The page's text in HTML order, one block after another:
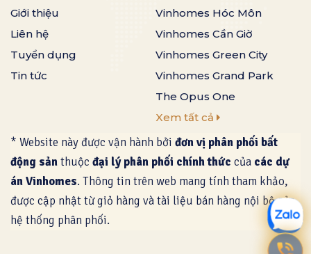
Giới thiệu
Liên hệ
Tuyển dụng
Tin tức
Vinhomes Hóc Môn
Vinhomes Cần Giờ
Vinhomes Green City
Vinhomes Grand Park
The Opus One
Xem tất cả
* Website này được vận hành bởi đơn vị phân phối bất
động sảnthuộc đại lý phân phối chính thức của các dự
án Vinhomes. Thông tin trên web mang tính tham khảo,
được cập nhật từ giỏ hàng và tài liệu bán hàng nội bộ của
hệ thống phân phối.